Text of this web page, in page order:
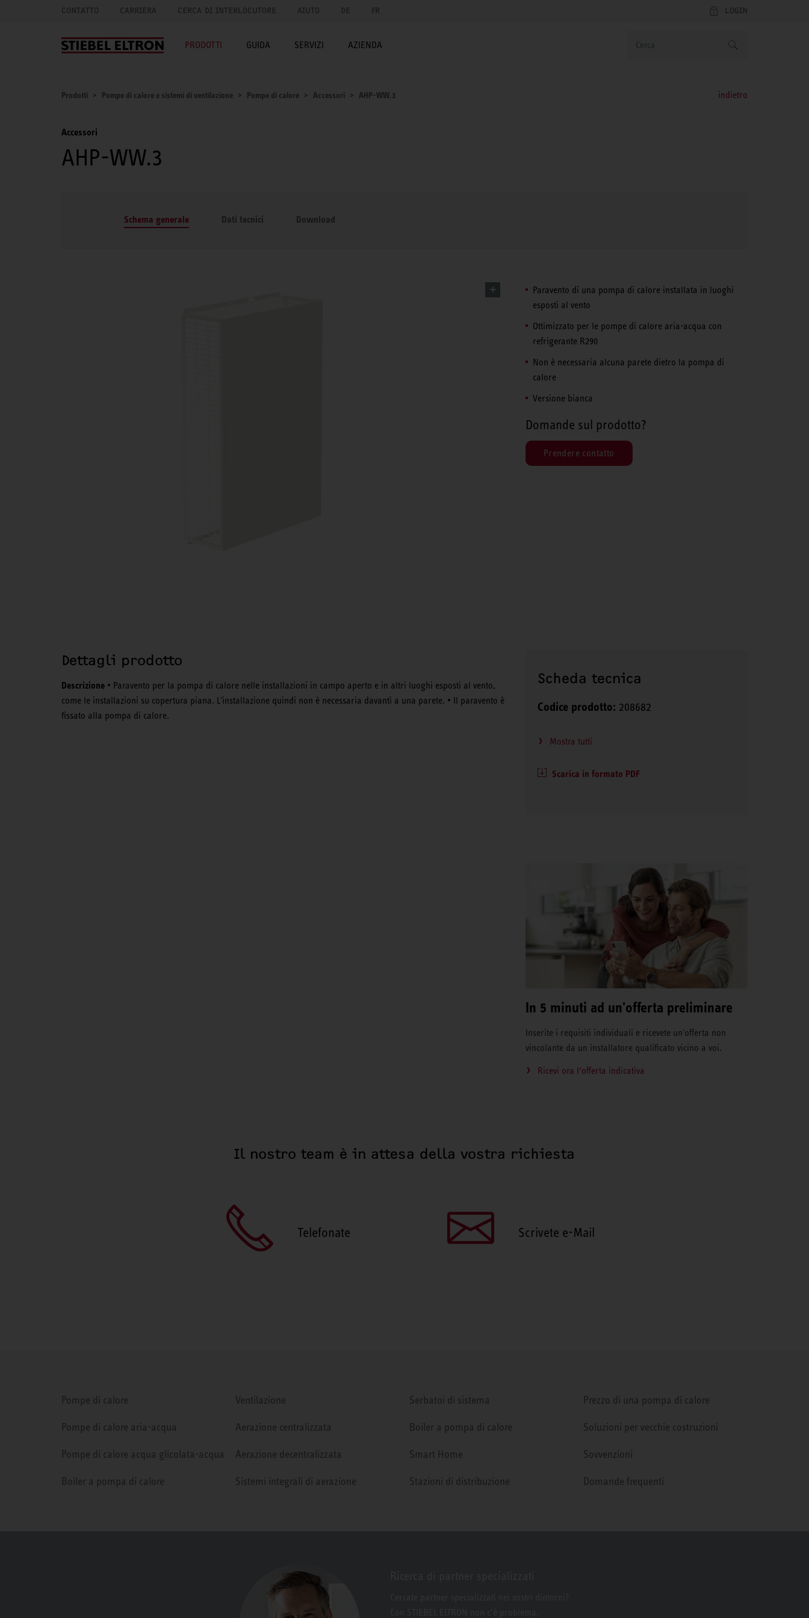
CONTATTO CARRIERA CERCA DI INTERLOCUTORE AIUTO DE FR LOGIN
PRODOTTI GUIDA SERVIZI AZIENDA
Prodotti Pompe di calore e sistemi di ventilazione Pompe di calore Accessori AHP-WW.3 indietro
Accessori
AHP-WW.3
Schema generale Dati tecnici Download
Paravento di una pompa di calore installata in luoghi
esposti al vento
Ottimizzato per le pompe di calore aria-acqua con
refrigerante R290
Non è necessaria alcuna parete dietro la pompa di
calore
Versione bianca
Domande sul prodotto?
Prendere contatto
Dettagli prodotto
Descrizione • Paravento per la pompa di calore nelle installazioni in campo aperto e in altri luoghi esposti al vento,
come le installazioni su copertura piana. L'installazione quindi non è necessaria davanti a una parete. • Il paravento è
fissato alla pompa di calore.
Scheda tecnica
Codice prodotto: 208682
Mostra tutti
Scarica in formato PDF
In 5 minuti ad un'offerta preliminare
Inserite i requisiti individuali e ricevete un'offerta non
vincolante da un installatore qualificato vicino a voi.
Ricevi ora l‘offerta indicativa
Il nostro team è in attesa della vostra richiesta
Telefonate Scrivete e-Mail
Pompe di calore
Pompe di calore aria-acqua
Pompe di calore acqua glicolata-acqua
Boiler a pompa di calore
Ventilazione
Aerazione centralizzata
Aerazione decentralizzata
Sistemi integrali di aerazione
Serbatoi di sistema
Boiler a pompa di calore
Smart Home
Stazioni di distribuzione
Prezzo di una pompa di calore
Soluzioni per vecchie costruzioni
Sovvenzioni
Domande frequenti